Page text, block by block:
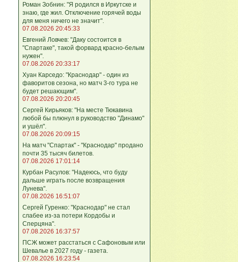
Роман Зобнин: "Я родился в Иркутске и
знаю, где жил. Отключение горячей воды
для меня ничего не значит".
07.08.2026 20:45:33
Евгений Ловчев: "Даку состоится в
"Спартаке", такой форвард красно-белым
нужен".
07.08.2026 20:33:17
Хуан Карседо: "Краснодар" - один из
фаворитов сезона, но матч 3-го тура не
будет решающим".
07.08.2026 20:20:45
Сергей Кирьяков: "На месте Тюкавина
любой бы плюнул в руководство "Динамо"
и ушёл".
07.08.2026 20:09:15
На матч "Спартак" - "Краснодар" продано
почти 35 тысяч билетов.
07.08.2026 17:01:14
Курбан Расулов: "Надеюсь, что буду
дальше играть после возвращения
Лунева".
07.08.2026 16:51:07
Сергей Гуренко: "Краснодар" не стал
слабее из-за потери Кордобы и
Сперцяна".
07.08.2026 16:37:57
ПСЖ может расстаться с Сафоновым или
Шевалье в 2027 году - газета.
07.08.2026 16:23:54